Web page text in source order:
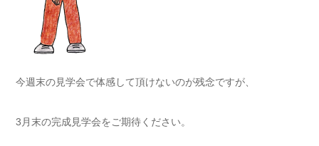
今週末の見学会で体感して頂けないのが残念ですが、
3月末の完成見学会をご期待ください。